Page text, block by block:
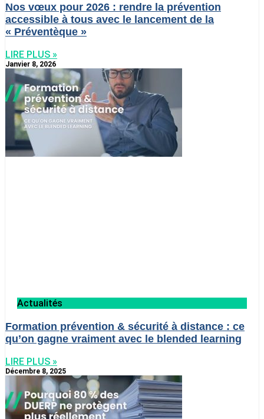
Nos vœux pour 2026 : rendre la prévention
accessible à tous avec le lancement de la
« Préventèque »
LIRE PLUS »
Janvier 8, 2026
Actualités
Formation prévention & sécurité à distance : ce
qu’on gagne vraiment avec le blended learning
LIRE PLUS »
Décembre 8, 2025